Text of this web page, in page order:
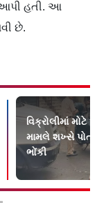
આપી હતી. આ
છે.
વિક્રોલીમાં મોટે
મામલે શખ્સે
ભોંકી